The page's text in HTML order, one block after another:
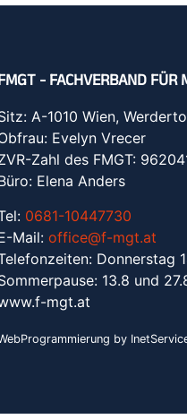
- FACHVERBAND FÜR
A-1010 Wien,
Evelyn Vrecer
Zahl des FMGT:
Elena Anders
0681-10447730
Mail: office@f-mgt.at
Donnerstag
13.8 und
mgt.at
by